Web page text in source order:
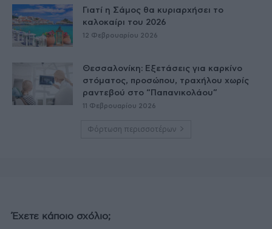
Γιατί η Σάμος θα κυριαρχήσει το
καλοκαίρι του 2026
12 Φεβρουαρίου 2026
Θεσσαλονίκη: Εξετάσεις για καρκίνο
στόματος, προσώπου, τραχήλου χωρίς
ραντεβού στο “Παπανικολάου”
11 Φεβρουαρίου 2026
Φόρτωση περισσοτέρων
Έχετε κάποιο σχόλιο;